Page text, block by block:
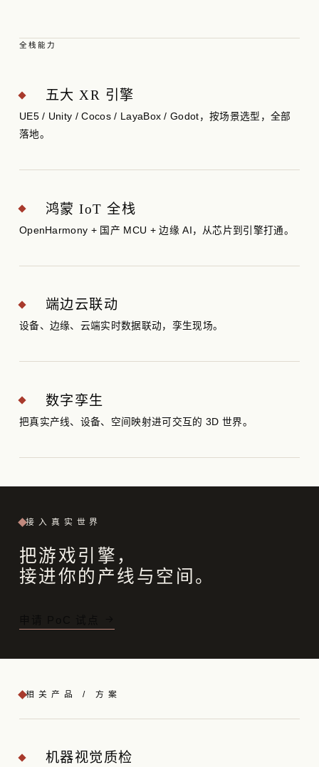
全栈能力
五大 XR 引擎
UE5 / Unity / Cocos / LayaBox / Godot，按场景选型，全部
落地。
鸿蒙 IoT 全栈
OpenHarmony + 国产 MCU + 边缘 AI，从芯片到引擎打通。
端边云联动
设备、边缘、云端实时数据联动，孪生现场。
数字孪生
把真实产线、设备、空间映射进可交互的 3D 世界。
接入真实世界
把游戏引擎，
接进你的产线与空间。
相关产品 / 方案
机器视觉质检